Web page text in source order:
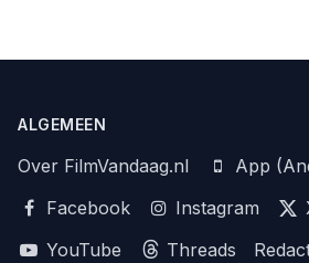
ALGEMEEN
Over FilmVandaag.nl
App
Facebook
Instagram
YouTube
Threads